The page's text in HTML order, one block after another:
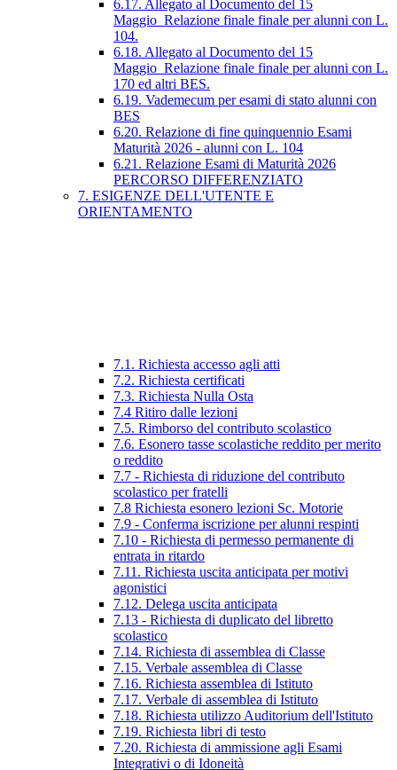
6.17. Allegato al Documento del 15
Maggio_Relazione finale finale per alunni con L.
104.
6.18. Allegato al Documento del 15
Maggio_Relazione finale finale per alunni con L.
170 ed altri BES.
6.19. Vademecum per esami di stato alunni con
BES
6.20. Relazione di fine quinquennio Esami
Maturità 2026 - alunni con L. 104
6.21. Relazione Esami di Maturità 2026
PERCORSO DIFFERENZIATO
7. ESIGENZE DELL'UTENTE E
ORIENTAMENTO
7.1. Richiesta accesso agli atti
7.2. Richiesta certificati
7.3. Richiesta Nulla Osta
7.4 Ritiro dalle lezioni
7.5. Rimborso del contributo scolastico
7.6. Esonero tasse scolastiche reddito per merito
o reddito
7.7 - Richiesta di riduzione del contributo
scolastico per fratelli
7.8 Richiesta esonero lezioni Sc. Motorie
7.9 - Conferma iscrizione per alunni respinti
7.10 - Richiesta di permesso permanente di
entrata in ritardo
7.11. Richiesta uscita anticipata per motivi
agonistici
7.12. Delega uscita anticipata
7.13 - Richiesta di duplicato del libretto
scolastico
7.14. Richiesta di assemblea di Classe
7.15. Verbale assemblea di Classe
7.16. Richiesta assemblea di Istituto
7.17. Verbale di assemblea di Istituto
7.18. Richiesta utilizzo Auditorium dell'Istituto
7.19. Richiesta libri di testo
7.20. Richiesta di ammissione agli Esami
Integrativi o di Idoneità